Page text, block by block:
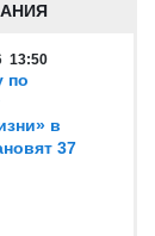
13:50
по
в
37